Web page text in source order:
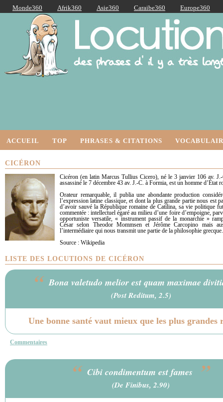
Monde360 Afrik360 Asie360 Caraibe360
Europe360
AmériqueLatine360
Océanie360
Orient360
Locutions Latines
ACCUEIL TOP PHRASES & CITATIONS
CICÉRON
Cicéron (en latin Marcus Tullius Cicero), né le 3 janvier 106 av.
assassiné le 7 décembre 43 av. J.-C. à Formia, est un homme d’État
Orateur remarquable, il publia une abondante production
l’expression latine classique, et dont la plus grande partie nous est
d’avoir sauvé la République romaine de Catilina, sa vie politique
commentée : intellectuel égaré au milieu d’une foire d’empoigne,
opportuniste versatile, « instrument passif de la monarchie »
César selon Theodor Mommsen et Jérôme Carcopino mais
l’intermédiaire qui nous transmit une partie de la philosophie grecque.
Source : Wikipedia
LISTE DES LOCUTIONS DE CICÉRON
“ Bona valetudo melior est quam maximae
(Post Reditum, 2.5)
Une bonne santé vaut mieux que les plus grandes
Commentaires
“ Cibi condimentum est fames ”
(De Finibus, 2.90)